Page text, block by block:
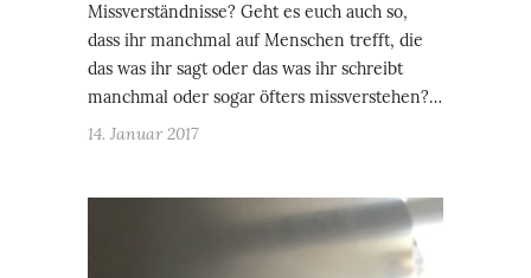
Missverständnisse? Geht es euch auch so,
dass ihr manchmal auf Menschen trefft, die
das was ihr sagt oder das was ihr schreibt
manchmal oder sogar öfters missverstehen?…
14. Januar 2017